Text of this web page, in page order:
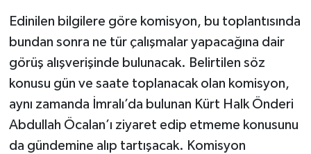
Edinilen bilgilere göre komisyon, bu toplantısında
bundan sonra ne tür çalışmalar yapacağına dair
görüş alışverişinde bulunacak. Belirtilen söz
konusu gün ve saate toplanacak olan komisyon,
aynı zamanda İmralı’da bulunan Kürt Halk Önderi
Abdullah Öcalan’ı ziyaret edip etmeme konusunu
da gündemine alıp tartışacak. Komisyon